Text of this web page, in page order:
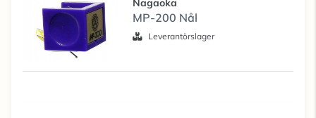
Nagaoka
MP-200 Nål
Leverantörslager